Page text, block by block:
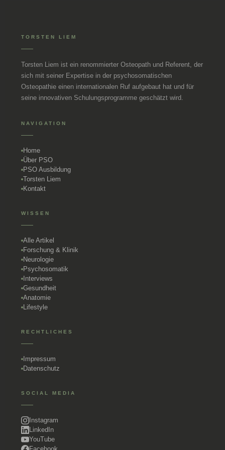
TORSTEN LIEM
Torsten Liem ist ein renommierter Osteopath und Referent, der
sich mit seiner Expertise in der psychosomatischen
Osteopathie einen internationalen Ruf aufgebaut hat und für
seine innovativen Schulungsprogramme geschätzt wird.
NAVIGATION
Home
Über PSO
PSO Ausbildung
Torsten Liem
Kontakt
WISSEN
Alle Artikel
Forschung & Klinik
Neurologie
Psychosomatik
Interviews
Gesundheit
Anatomie
Lifestyle
RECHTLICHES
Impressum
Datenschutz
SOCIAL MEDIA
Instagram
LinkedIn
YouTube